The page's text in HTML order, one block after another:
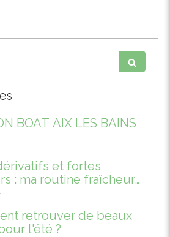
BOAT AIX LES BAINS
et fortes
: ma routine fraîcheur
vivre l’été
retrouver de beaux
l'été ?